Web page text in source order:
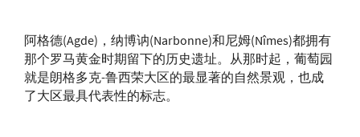
特祖传法
利慕法定产区
加亚克一级丘
法定产区
圣吉莱姆勒沙
漠
阿格德(Agde)，纳博讷(Narbonne)和尼姆(Nîmes)都拥有
那个罗马黄金时期留下的历史遗址。从那时起，葡萄园
就是朗格多克-鲁西荣大区的最显著的自然景观，也成
了大区最具代表性的标志。